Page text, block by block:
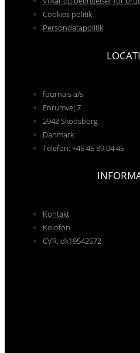
Cookies politik
Persondatapolitik
fournais a/s
Enrumvej 7
2942 Skodsborg
Danmark
Telefon: +45 45 89 04 45
Kontakt
Kolofon
CVR: dk19542572